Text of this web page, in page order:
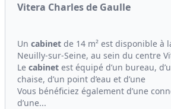
Vitera Charles de Gaulle
Un cabinet de 14 m² est disponible à
Neuilly-sur-Seine, au sein du centre
Le cabinet est équipé d’un bureau,
chaise, d’un point d’eau et d’une
Vous bénéficiez également d’une
d’une...